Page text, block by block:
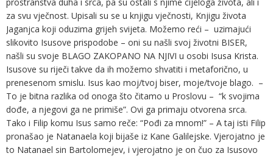
za svu vječnost. Upisali su se u knjigu vječnosti, Knjigu života
Jaganjca koji oduzima grijeh svijeta. Možemo reći – uzimajući
slikovito Isusove prispodobe – oni su našli svoj životni BISER,
našli su svoje BLAGO ZAKOPANO NA NJIVI u osobi Isusa Krista.
Isusove su riječi takve da ih možemo shvatiti i metaforično, u
prenesenom smislu. Isus kao moj/tvoj biser, moje/tvoje blago. –
To je bitna razlika od onoga što čitamo u Proslovu – “k svojima
dođe, a njegovi ga ne primiše”. Ovi ga primaju otvorena srca.
Tako i Filip komu Isus samo reče: “Pođi za mnom!” – A taj isti Filip
pronašao je Natanaela koji bijaše iz Kane Galilejske. Vjerojatno je
to Natanael sin Bartolomejev, i vjerojatno je on čuo za Isusovo